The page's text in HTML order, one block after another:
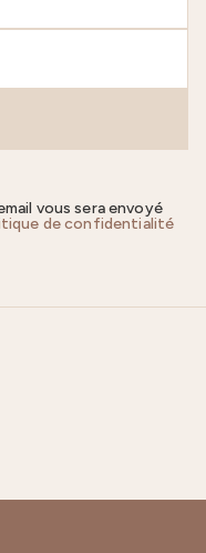
vous sera envoyé
de confidentialité